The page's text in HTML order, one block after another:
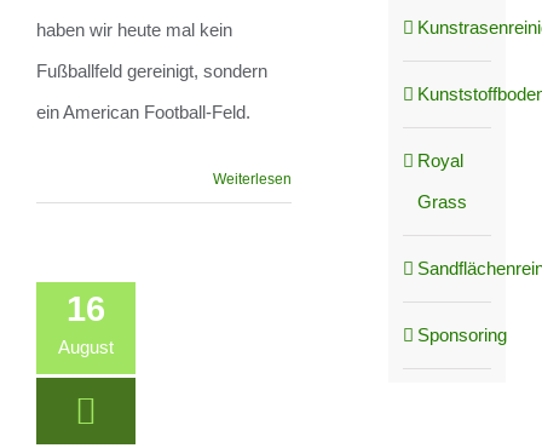
haben wir heute mal kein
Fußballfeld gereinigt, sondern
ein American Football-Feld.
Weiterlesen
16
August
Royal
Grass
Sponsoring